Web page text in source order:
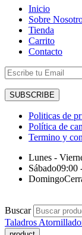
Inicio
Sobre
Tienda
Carrito
Contacto
Politicas de
Política de
Termino y
Lunes -
Sábado09:00
Domingo
Buscar
Taladros